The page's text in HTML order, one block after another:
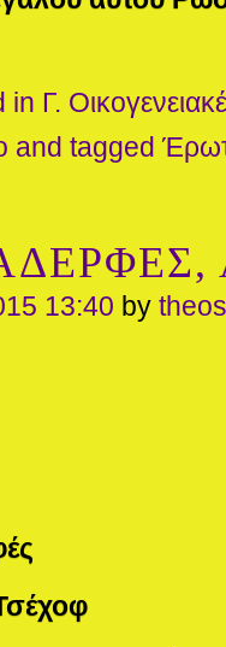
in Γ.
and tagged
13:40 by